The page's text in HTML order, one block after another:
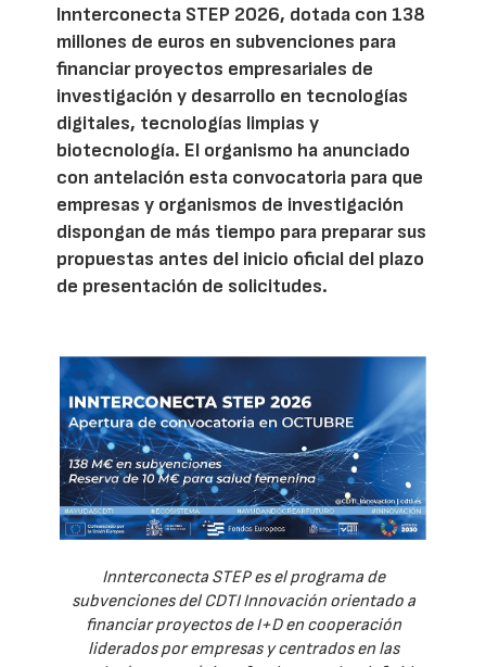
Innterconecta STEP 2026, dotada con 138
millones de euros en subvenciones para
financiar proyectos empresariales de
investigación y desarrollo en tecnologías
digitales, tecnologías limpias y
biotecnología. El organismo ha anunciado
con antelación esta convocatoria para que
empresas y organismos de investigación
dispongan de más tiempo para preparar sus
propuestas antes del inicio oficial del plazo
de presentación de solicitudes.
Innterconecta STEP es el programa de
subvenciones del CDTI Innovación orientado a
financiar proyectos de I+D en cooperación
liderados por empresas y centrados en las